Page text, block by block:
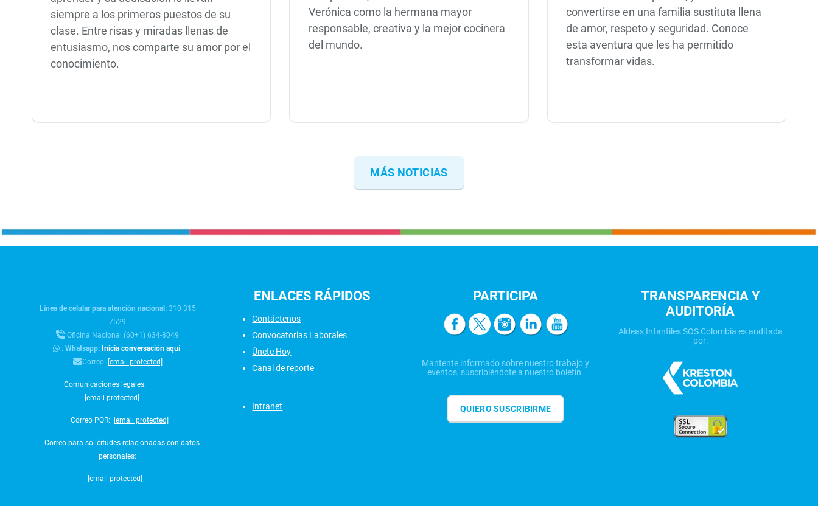
siempre a los primeros puestos de su
clase. Entre risas y miradas llenas de
entusiasmo, nos comparte su amor por el
conocimiento.
Verónica como la hermana mayor
responsable, creativa y la mejor cocinera
del mundo.
convertirse en una familia sustituta llena
de amor, respeto y seguridad. Conoce
esta aventura que les ha permitido
transformar vidas.
MÁS NOTICIAS
Línea de celular para atención nacional: 310 315
7529
Oficina Nacional (60+1) 634-8049
:Whatsapp:Inicia conversación aquí
Correo: [email protected]
Comunicaciones legales:
[email protected]
Correo PQR: [email protected]
Correo para solicitudes relacionadas con datos
personales:
[email protected]
ENLACES RÁPIDOS
Contáctenos
Convocatorias Laborales
Únete Hoy
Canal de reporte
Intranet
PARTICIPA
Mantente informado sobre nuestro trabajo y
eventos, suscribiéndote a nuestro boletín.
QUIERO SUSCRIBIRME
TRANSPARENCIA Y
AUDITORÍA
Aldeas Infantiles SOS Colombia es auditada
por: